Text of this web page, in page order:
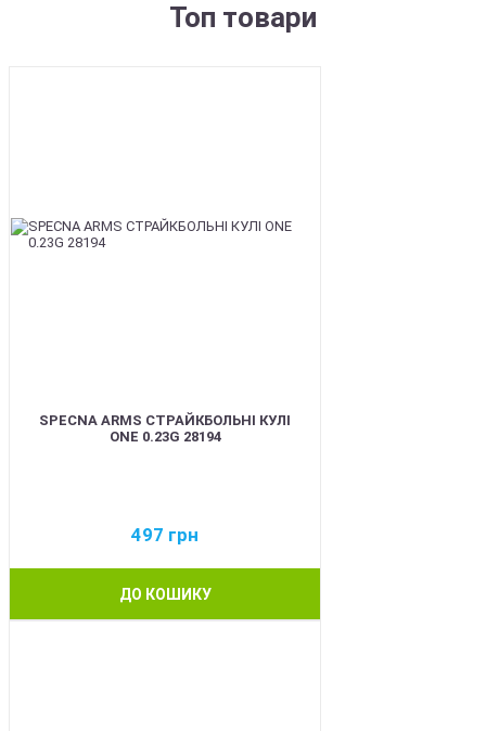
Топ товари
SPECNA ARMS СТРАЙКБОЛЬНІ КУЛІ
ONE 0.23G 28194
497 грн
ДО КОШИКУ